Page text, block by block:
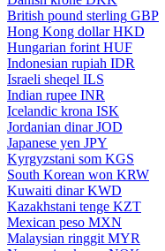
British pound sterling GBP
Hong Kong dollar HKD
Hungarian forint HUF
Indonesian rupiah IDR
Israeli sheqel ILS
Indian rupee INR
Icelandic krona ISK
Jordanian dinar JOD
Japanese yen JPY
Kyrgyzstani som KGS
South Korean won KRW
Kuwaiti dinar KWD
Kazakhstani tenge KZT
Mexican peso MXN
Malaysian ringgit MYR